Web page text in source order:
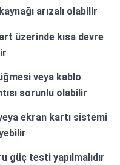
arızalı olabilir
üzerinde kısa devre
veya kablo
sorunlu olabilir
ekran kartı sistemi
güç testi yapılmalıdır